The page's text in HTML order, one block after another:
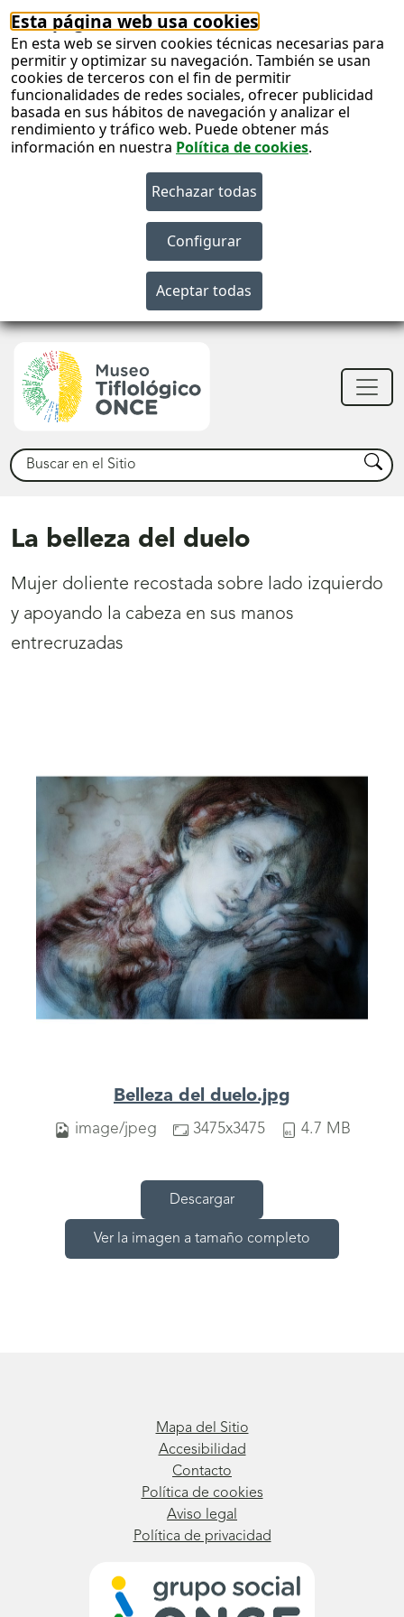
Esta página web usa cookies
En esta web se sirven cookies técnicas necesarias para
permitir y optimizar su navegación. También se usan
cookies de terceros con el fin de permitir
funcionalidades de redes sociales, ofrecer publicidad
basada en sus hábitos de navegación y analizar el
rendimiento y tráfico web. Puede obtener más
información en nuestra Política de cookies.
Buscar Buscar
La belleza del duelo
Mujer doliente recostada sobre lado izquierdo
y apoyando la cabeza en sus manos
entrecruzadas
Belleza del duelo.jpg
image/jpeg 3475x3475 4.7 MB
Descargar
Ver la imagen a tamaño completo
Mapa del Sitio
Accesibilidad
Contacto
Política de cookies
Aviso legal
Política de privacidad